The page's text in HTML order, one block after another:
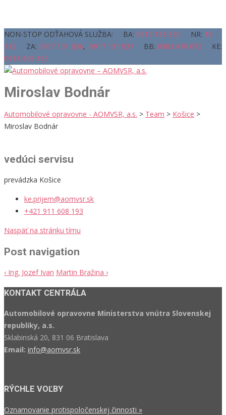
NON-STOP ODŤAHOVÁ SLUŽBA: BA: 0917 131 835 NR: 18
112 ZA: 0917 131 836, 0917 131 837 BB: 0903 470 072 KE:
0911 608 193
Miroslav Bodnár
Automobilové opravovne - AOMVSR, a.s. > Team > Košice >
Miroslav Bodnár
vedúci servisu
prevádzka Košice
ke.prijem@aomvsr.sk
+421 911 608 193
Naspäť na stránku tímu
Post navigation
‹ Ing. Jozef Ivan Martin Bražina ›
KONTAKT CENTRÁLA
Automobilové opravovne Ministerstva vnútra Slovenskej
republiky, a.s.
Sklabinská 20, 831 06 Bratislava
Email: info@aomvsr.sk
RÝCHLE VOĽBY
Oznamovanie protispoločenskej činnosti »